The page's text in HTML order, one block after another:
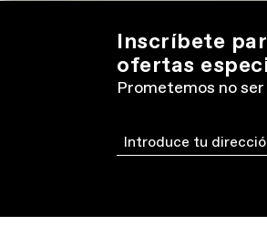
Inscríbete
ofertas
Prometemos no
Email